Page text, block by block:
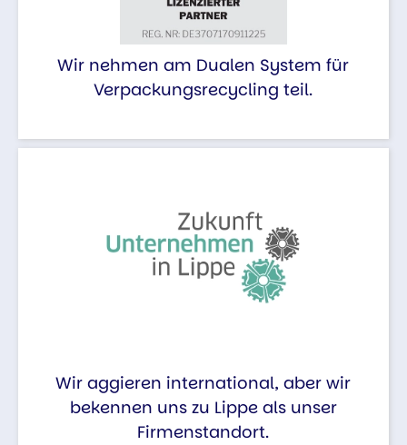
Wir nehmen am Dualen System für
Verpackungsrecycling teil.
Wir aggieren international, aber wir
bekennen uns zu Lippe als unser
Firmenstandort.